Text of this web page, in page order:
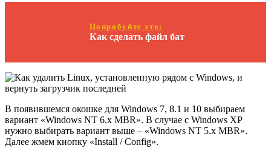
Попробуйте это:
Как сделать файл бат
В появившемся окошке для Windows 7, 8.1 и 10 выбираем
вариант «Windows NT 6.х MBR». В случае с Windows XP
нужно выбирать вариант выше – «Windows NT 5.х MBR».
Далее жмем кнопку «Install / Config».